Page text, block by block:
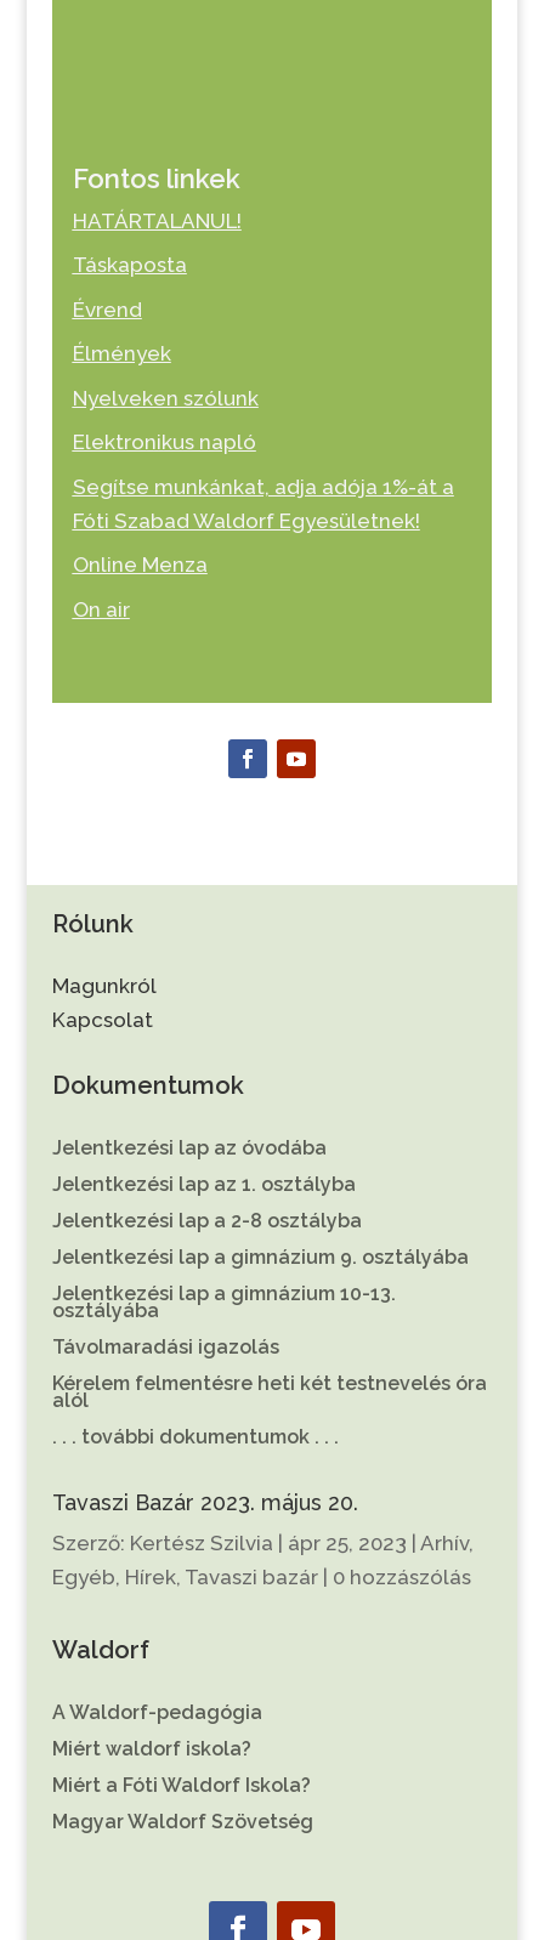
Fontos linkek
HATÁRTALANUL!
Táskaposta
Évrend
Élmények
Nyelveken szólunk
Elektronikus napló
Segítse munkánkat, adja adója 1%-át a
Fóti Szabad Waldorf Egyesületnek!
Online Menza
On air
Rólunk
Magunkról
Kapcsolat
Dokumentumok
Jelentkezési lap az óvodába
Jelentkezési lap az 1. osztályba
Jelentkezési lap a 2-8 osztályba
Jelentkezési lap a gimnázium 9. osztályába
Jelentkezési lap a gimnázium 10-13.
osztályába
Távolmaradási igazolás
Kérelem felmentésre heti két testnevelés óra
alól
. . . további dokumentumok . . .
Tavaszi Bazár 2023. május 20.
Szerző: Kertész Szilvia ápr 25, 2023 Arhív,
Egyéb, Hírek, Tavaszi bazár| 0 hozzászólás
Waldorf
A Waldorf-pedagógia
Miért waldorf iskola?
Miért a Fóti Waldorf Iskola?
Magyar Waldorf Szövetség